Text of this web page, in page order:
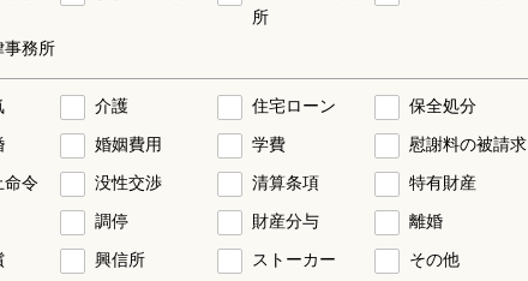
所
務所
介護 住宅ローン
保全処分
婚姻費用 学費
慰謝料の被請求
命令 没性交渉 清算条項
特有財産
調停 財産分与
離婚
興信所 ストーカー その他